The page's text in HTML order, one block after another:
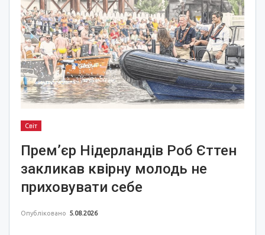
Світ
Прем’єр Нідерландів Роб Єттен
закликав квірну молодь не
приховувати себе
Опубліковано 5.08.2026